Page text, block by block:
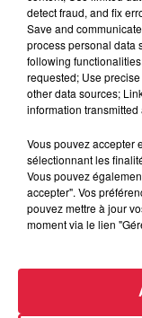
À découvrir
detect fraud, and fix
Save and
process personal data
following
requested; Use
other data sources;
information transmitted
Vous pouvez accepter
sélectionnant les
Vous pouvez
accepter". Vos
pouvez mettre à jour
moment via le lien